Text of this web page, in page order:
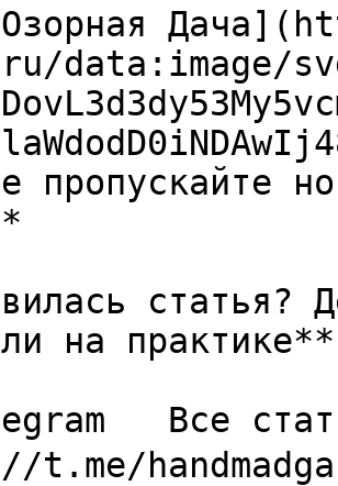
data:image/
пропускайте
статья?
на практике**